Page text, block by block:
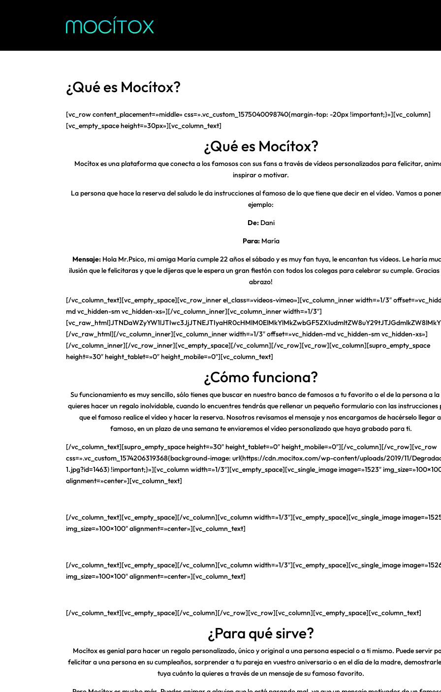
¿Qué es Mocítox?
[vc_row content_placement=»middle» css=».vc_custom_1575040098740{margin-top: -20px !important;}»][vc_column]
[vc_empty_space height=»30px»][vc_column_text]
¿Qué es Mocítox?
Mocítox es una plataforma que conecta a los famosos con sus fans a través de vídeos personalizados para felicitar,
inspirar o motivar.
La persona que hace la reserva del saludo le da instrucciones al famoso de lo que tiene que decir en el vídeo. Vamos a
ejemplo:
De:Dani
Para:María
Mensaje: Hola Mr.Psico, mi amiga María cumple 22 años el sábado y es muy fan tuya, le encantan tus vídeos. Le haría
ilusión que le felicitaras y que le dijeras que le espera un gran fiestón con todos los colegas para celebrar su cumple. Gracias
abrazo!
[/vc_column_text][vc_empty_space][vc_row_inner el_class=»videos-vimeo»][vc_column_inner width=»1/3″
md vc_hidden-sm vc_hidden-xs»][/vc_column_inner][vc_column_inner width=»1/3″]
[/vc_raw_html][/vc_column_inner][vc_column_inner width=»1/3″ offset=»vc_hidden-md vc_hidden-sm vc_hidden-xs»]
[/vc_column_inner][/vc_row_inner][vc_empty_space][/vc_column][/vc_row][vc_row][vc_column][supro_empty_space
height=»30″ height_tablet=»0″ height_mobile=»0″][vc_column_text]
¿Cómo funciona?
Su funcionamiento es muy sencillo, sólo tienes que buscar en nuestro banco de famosos a tu favorito o el de la persona a la
quieres hacer un regalo inolvidable, cuando lo encuentres tendrás que rellenar un pequeño formulario con las instrucciones
que el famoso realice el vídeo y hacer la reserva. Nosotros revisamos el mensaje y nos encargamos de hacérselo llegar
famoso, en un plazo de una semana te enviaremos el vídeo personalizado que haya grabado para ti.
[/vc_column_text][supro_empty_space height=»30″ height_tablet=»0″ height_mobile=»0″][/vc_column][/vc_row][vc_row
css=».vc_custom_1574206319368{background-image: url(https://cdn.mocitox.com/wp-content/uploads/2019/11/
1.jpg?id=1463) !important;}»][vc_column width=»1/3″][vc_empty_space][vc_single_image image=»1523″
alignment=»center»][vc_column_text]
[/vc_column_text][vc_empty_space][/vc_column][vc_column width=»1/3″][vc_empty_space][vc_single_image
img_size=»100×100″ alignment=»center»][vc_column_text]
[/vc_column_text][vc_empty_space][/vc_column][vc_column width=»1/3″][vc_empty_space][vc_single_image
img_size=»100×100″ alignment=»center»][vc_column_text]
[/vc_column_text][vc_empty_space][/vc_column][/vc_row][vc_row][vc_column][vc_empty_space][vc_column_text]
¿Para qué sirve?
Mocítox es genial para hacer un regalo personalizado, único y original a una persona especial o a ti mismo. Puede servir
felicitar a una persona en su cumpleaños, sorprender a tu pareja en vuestro aniversario o en el día de la madre,
tuya cuánto la quieres a través de un mensaje de su famoso favorito.